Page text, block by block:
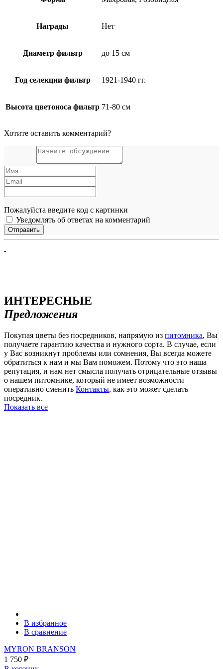
Награды Нет
Диаметр фильтр до 15 см
Год селекции фильтр 1921-1940 гг.
Высота цветоноса фильтр 71-80 см
Хотите оставить комментарий?
Пожалуйста введите код с картинки
Уведомлять об ответах на комментарий
ИНТЕРЕСНЫЕ
Предложения
Покупая цветы без посредников, напрямую из питомника, Вы
получаете гарантию качества и нужного сорта. В случае, если
у Вас возникнут проблемы или сомнения, Вы всегда можете
обратиться к нам и мы Вам поможем. Потому что это наша
репутация, и нам нет смысла получать отрицательные отзывы
о нашем питомнике, который не имеет возможности
оперативно сменить Контакты, как это может сделать
посредник.
Показать все
В избранное
В сравнение
MYRON BRANSON
1 750 ₽